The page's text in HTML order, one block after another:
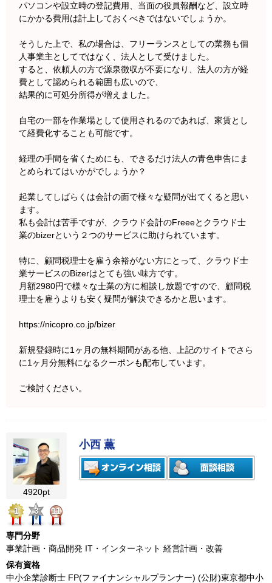
パソコンや設立時の登記費用、当面の役員報酬など、設立時
にかかる費用は計上しておくべきではないでしょうか。
そうした上で、私の場合は、フリーランスとしての業務も個
人事業主としてではなく、法人として受けました。
すると、依頼人の方で源泉徴収が不要になり、法人の方が経
費として認められる範囲も広いので、
結果的に可処分所得が増えました。
自宅の一部を作業場として使用されるのであれば、家賃とし
て経費化することも可能です。
経理の手間を省くためにも、できるだけ法人の青色申告にま
とめられてはいかがでしょうか？
起業してしばらくは会計の面で様々な疑問が出てくると思い
ます。
私も会計は苦手ですが、クラウド会計のFreeeとクラウド士
業のbizerという２つのサービスに助けられています。
特に、顧問税理士を雇う余裕がない方にとって、クラウド士
業サービスのBizerはとても強い味方です。
月額2980円で様々な士業の方に相談し放題ですので、顧問税
理士を雇うよりも安く疑問が解決できるかと思います。
https://nicopro.co.jp/bizer
新規登録時に1ヶ月の無料期間がある他、上記のサイトでさら
に1ヶ月分無料になるクーポンも配布しています。
ご検討ください。
4920pt
1
3 11
小西 薫
専門分野
事業計画・商品開発 IT・インターネット 経営計画・改善
保有資格
中小企業診断士 FP(ファイナンシャルプランナー) (公財)東京都中小